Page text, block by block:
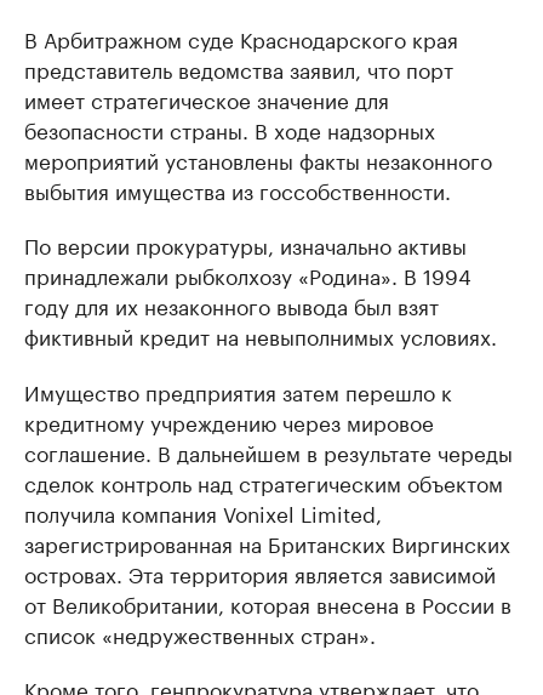
В Арбитражном суде Краснодарского края
представитель ведомства заявил, что порт
имеет стратегическое значение для
безопасности страны. В ходе надзорных
мероприятий установлены факты незаконного
выбытия имущества из госсобственности.
По версии прокуратуры, изначально активы
принадлежали рыбколхозу «Родина». В 1994
году для их незаконного вывода был взят
фиктивный кредит на невыполнимых условиях.
Имущество предприятия затем перешло к
кредитному учреждению через мировое
соглашение. В дальнейшем в результате череды
сделок контроль над стратегическим объектом
получила компания Vonixel Limited,
зарегистрированная на Британских Виргинских
островах. Эта территория является зависимой
от Великобритании, которая внесена в России в
список «недружественных стран».
Кроме того, генпрокуратура утверждает, что